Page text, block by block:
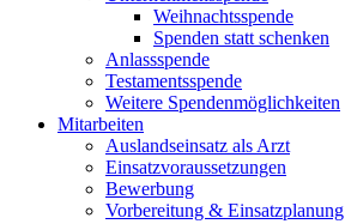
Weihnachtsspende
Spenden statt schenken
Anlassspende
Testamentsspende
Weitere Spenden­möglichkeiten
Mitarbeiten
Auslandseinsatz als Arzt
Einsatzvoraussetzungen
Bewerbung
Vorbereitung & Einsatzplanung